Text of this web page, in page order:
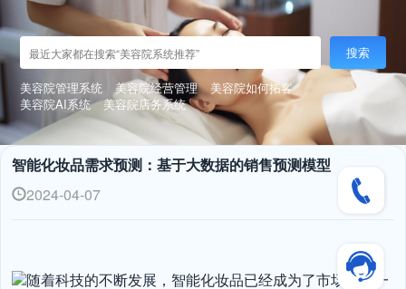
搜索
美容院管理系统 美容院经营管理
美容院如何拓客
美容院AI系统
美容院店务系统
智能化妆品需求预测：基于大数据的销售预测模型
2024-04-07
随着科技的不断发展，智能化妆品已经成为了市场上的一